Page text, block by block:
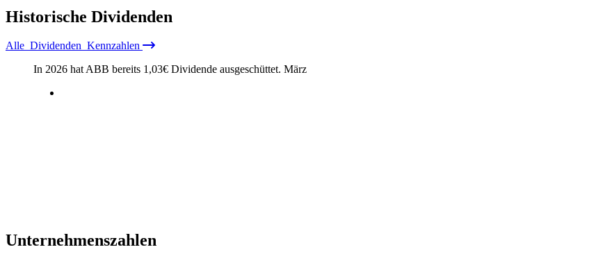
Historische Dividenden
Alle Dividenden Kennzahlen
In 2026 hat ABB bereits 1,03€ Dividende ausgeschüttet. März
Unternehmenszahlen